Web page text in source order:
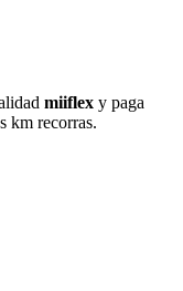
miiflex y paga
km recorras.